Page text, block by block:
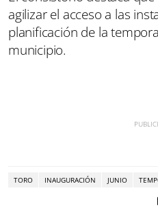
agilizar el acceso a las
planificación de la
municipio.
TORO INAUGURACIÓN JUNIO